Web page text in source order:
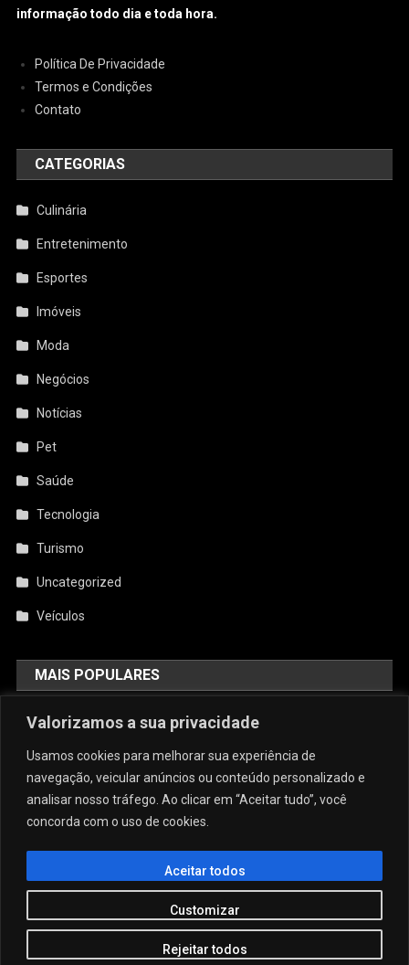
Valorizamos a sua privacidade
Usamos cookies para melhorar sua experiência de
navegação, veicular anúncios ou conteúdo personalizado e
analisar nosso tráfego. Ao clicar em “Aceitar tudo”, você
concorda com o uso de cookies.
Customizar
Rejeitar todos
Aceitar todos
informação todo dia e toda hora.
Política De Privacidade
Termos e Condições
Contato
CATEGORIAS
Culinária
Entretenimento
Esportes
Imóveis
Moda
Negócios
Notícias
Pet
Saúde
Tecnologia
Turismo
Uncategorized
Veículos
MAIS POPULARES
AquiCupom: O Melhor Site De
Conforto E Sofisticação: O Charme
Para As Estações Frias
julho 29, 2026 admin
JORNAL COMUNIDADE NO SITE|Theme: News Portal byMystery Themes